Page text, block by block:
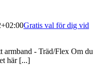
Gratis val för dig vid
armband - Träd/Flex Om du
här [...]